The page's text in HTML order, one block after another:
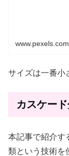
www.pexels.com
サイズは一番小
カスケー
本記事で紹介す
類という技術を